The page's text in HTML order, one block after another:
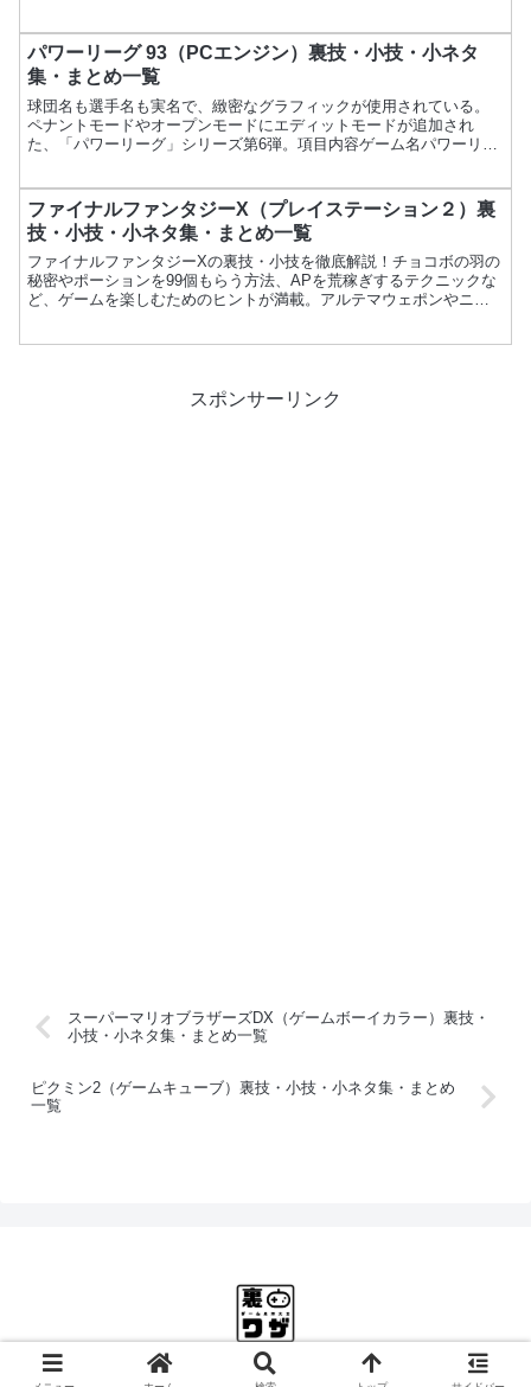
パワーリーグ 93（PCエンジン）裏技・小技・小ネタ
集・まとめ一覧
球団名も選手名も実名で、緻密なグラフィックが使用されている。
ペナントモードやオープンモードにエディットモードが追加され
た、「パワーリーグ」シリーズ第6弾。項目内容ゲーム名パワーリー
ファイナルファンタジーX（プレイステーション２）裏
技・小技・小ネタ集・まとめ一覧
ファイナルファンタジーXの裏技・小技を徹底解説！チョコボの羽の
秘密やポーションを99個もらう方法、APを荒稼ぎするテクニックな
ど、ゲームを楽しむためのヒントが満載。アルテマウェポンやニル
スポンサーリンク
スーパーマリオブラザーズDX（ゲームボーイカラー）裏技・
小技・小ネタ集・まとめ一覧
ピクミン2（ゲームキューブ）裏技・小技・小ネタ集・まとめ
一覧
© 2025 ゲーム裏ワザ大全.